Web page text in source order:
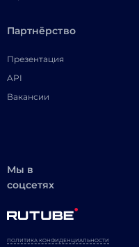
Партнёрство
Презентация
API
Вакансии
Мы в
соцсетях
ПОЛИТИКА КОНФИДЕНЦИАЛЬНОСТИ